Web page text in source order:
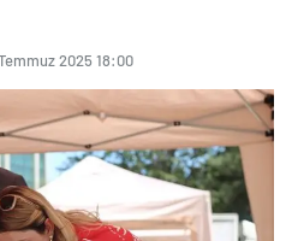
2025 18:00